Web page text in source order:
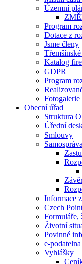
Územní
Program
Dotace z
Jsme členy
Katalog
GDPR
Program
Fotogalerie
Obecní úřad
Struktura
Úřední
Smlouvy
Samospráva
Informace
Czech
Formuláře,
Životní
Povinné
e-podatelna
Vyhlášky